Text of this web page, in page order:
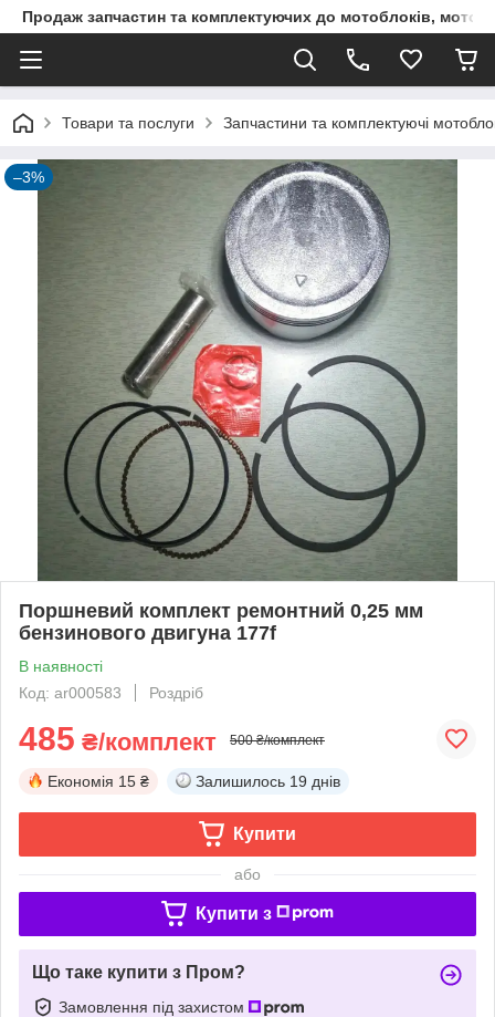
Продаж запчастин та комплектуючих до мотоблоків,
Товари та послуги Запчастини та комплектуючі
–3%
Поршневий комплект ремонтний 0,25 мм
бензинового двигуна 177f
В наявності
Код: ar000583
Роздріб
485 ₴/комплект 500 ₴/комплект
Економія 15 ₴ Залишилось 19 днів
Купити
або
Купити з
Що таке купити з Пром?
Замовлення під захистом